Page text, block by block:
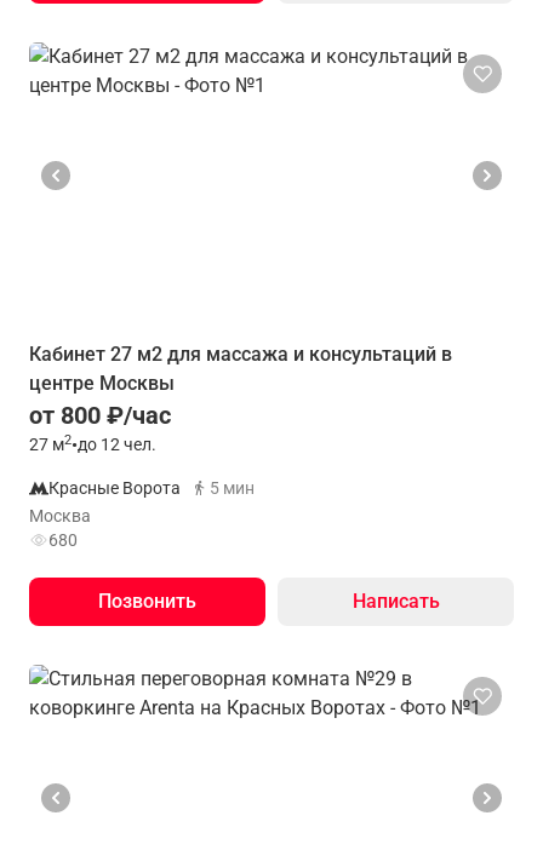
Кабинет 27 м2 для массажа и консультаций в
центре Москвы
от 800 ₽/час
27 м2•до 12 чел.
Красные Ворота
5 мин
Москва
680
Позвонить Написать